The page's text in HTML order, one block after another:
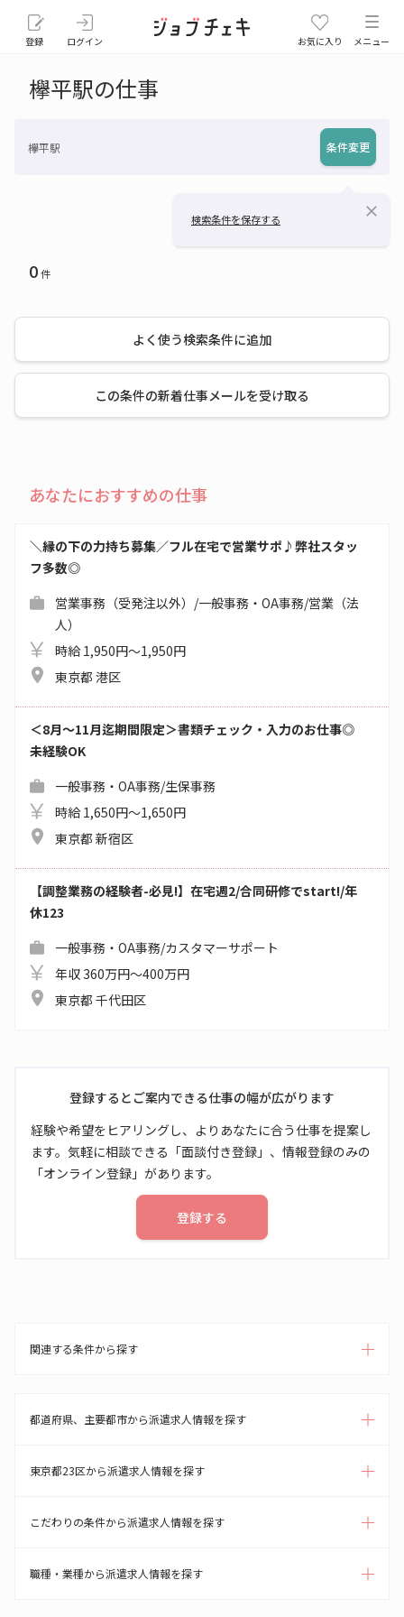
登録 ログイン お気に入り メニュー
欅平駅の仕事
欅平駅 条件変更
検索条件を保存する close
0件
よく使う検索条件に追加
この条件の新着仕事メールを受け取る
あなたにおすすめの仕事
＼縁の下の力持ち募集／フル在宅で営業サポ♪弊社スタッ
フ多数◎
営業事務（受発注以外）/一般事務・OA事務/営業（法
人）
時給 1,950円～1,950円
東京都 港区
＜8月～11月迄期間限定＞書類チェック・入力のお仕事◎
未経験OK
一般事務・OA事務/生保事務
時給 1,650円～1,650円
東京都 新宿区
【調整業務の経験者-必見!】在宅週2/合同研修でstart!/年
休123
一般事務・OA事務/カスタマーサポート
年収 360万円～400万円
東京都 千代田区
登録するとご案内できる仕事の幅が広がります
経験や希望をヒアリングし、よりあなたに合う仕事を提案し
ます。気軽に相談できる「面談付き登録」、情報登録のみの
「オンライン登録」があります。
登録する
関連する条件から探す
都道府県、主要都市から派遣求人情報を探す
東京都23区から派遣求人情報を探す
こだわりの条件から派遣求人情報を探す
職種・業種から派遣求人情報を探す